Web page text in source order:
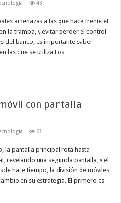
48
amenazas a las que hace frente el
la trampa, y evitar perder el control
del banco, es importante saber
las que se utiliza Los …
con pantalla
63
la pantalla principal rota hasta
revelando una segunda pantalla, y el
hace tiempo, la división de móviles
en su estrategia. El primero es